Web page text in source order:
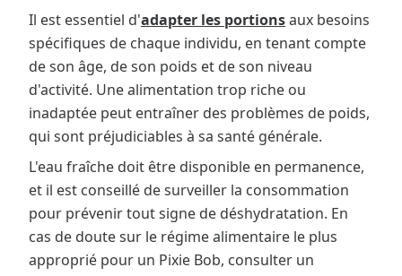
Il est essentiel d'adapter les portionsaux besoins
spécifiques de chaque individu, en tenant compte
de son âge, de son poids et de son niveau
d'activité. Une alimentation trop riche ou
inadaptée peut entraîner des problèmes de poids,
qui sont préjudiciables à sa santé générale.
L'eau fraîche doit être disponible en permanence,
et il est conseillé de surveiller la consommation
pour prévenir tout signe de déshydratation. En
cas de doute sur le régime alimentaire le plus
approprié pour un Pixie Bob, consulter un